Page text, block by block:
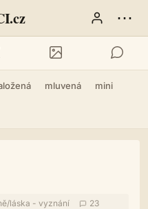
⋯
mluvená mini
/láska - vyznání
23